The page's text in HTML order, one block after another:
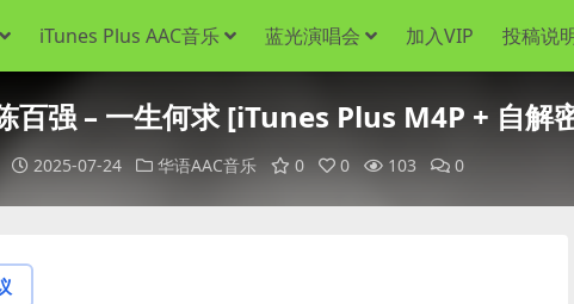
iTunes Plus AAC音乐 蓝光演唱会 加入VIP 投稿说
百强 – 一生何求 [iTunes Plus M4P + 自解
2025-07-24 华语AAC音乐 0 0 103 0